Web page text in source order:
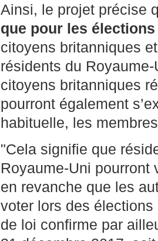
Ainsi, le projet précise
que pour les
citoyens britanniques
résidents du
citoyens britanniques
pourront également
habituelle, les
"Cela signifie que
Royaume-Uni
en revanche que les
voter lors des
de loi confirme par